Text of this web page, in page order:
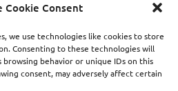
Cookie Consent
we use technologies like cookies to store
Consenting to these technologies will
browsing behavior or unique IDs on this
consent, may adversely affect certain